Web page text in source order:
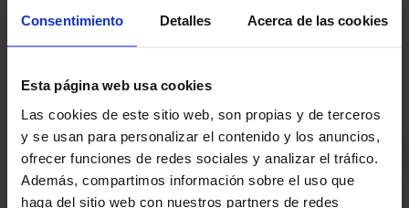
Consentimiento Detalles Acerca de las cookies
Esta página web usa cookies
Las cookies de este sitio web, son propias y de terceros
y se usan para personalizar el contenido y los anuncios,
ofrecer funciones de redes sociales y analizar el tráfico.
Además, compartimos información sobre el uso que
haga del sitio web con nuestros partners de redes
ES EU
NOTICIAS
PLANTILLA
ENTRADAS
NEWSLETTER
últimas noticias y promociones del club.
Email
He leído y acepto laPolítica de privacidaddel SASKI BASKONIA